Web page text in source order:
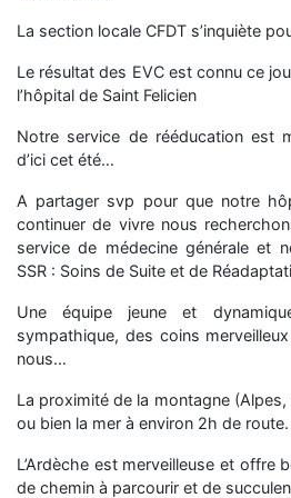
La section locale CFDT s’inquiète
Le résultat des EVC est connu ce
l’hôpital de Saint Felicien
Notre service de rééducation est
d’ici cet été…
A partager svp pour que notre
continuer de vivre nous
service de médecine générale et
SSR : Soins de Suite et de
Une équipe jeune et
sympathique, des coins
nous…
La proximité de la montagne
ou bien la mer à environ 2h de route.
L’Ardèche est merveilleuse et offre
de chemin à parcourir et de